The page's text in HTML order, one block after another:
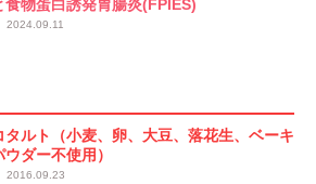
食物蛋白誘発胃腸炎(FPIES)
2024.09.11
タルト（小麦、卵、大豆、落花生、ベーキ
ウダー不使用）
2016.09.23